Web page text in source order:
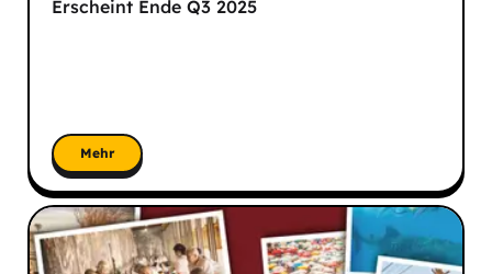
Erscheint Ende Q3 2025
Mehr